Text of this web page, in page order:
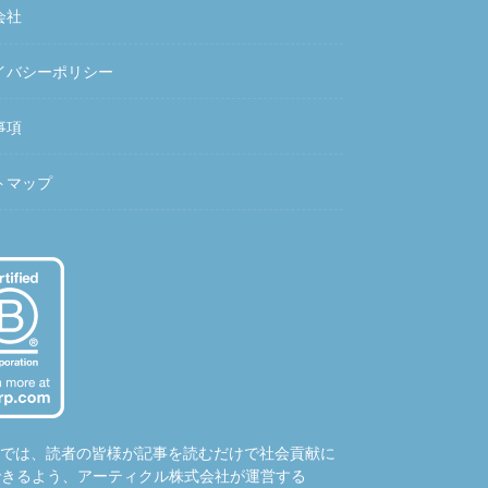
社
バシーポリシー
項
マップ
は、読者の皆様が記事を読むだけで社会貢献に
るよう、アーティクル株式会社が運営する